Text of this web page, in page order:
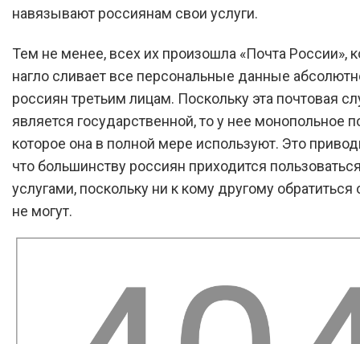
навязывают россиянам свои услуги.
Тем не менее, всех их произошла «Почта России»,
нагло сливает все персональные данные
россиян третьим лицам. Поскольку эта почтовая
является государственной, то у нее монопольное
которое она в полной мере используют. Это
что большинству россиян приходится
услугами, поскольку ни к кому другому обратиться
не могут.